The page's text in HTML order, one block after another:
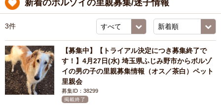
新着のボルゾイの里親募集/迷子情報
3件
【募集中】【トライアル決定につき募集終了で
す！】4月27日(水) 埼玉県ふじみ野市からボルゾ
イの男の子の里親募集情報（オス／茶白）ペット
里親会
募集ID：38299
掲載終了